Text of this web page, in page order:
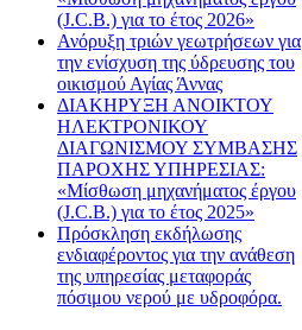
(J.C.B.) για το έτος 2026»
Ανόρυξη τριών γεωτρήσεων για
την ενίσχυση της ύδρευσης του
οικισμού Αγίας Άννας
ΔΙΑΚΗΡΥΞΗ ΑΝΟΙΚΤΟΥ
ΗΛΕΚΤΡΟΝΙΚΟΥ
ΔΙΑΓΩΝΙΣΜΟΥ ΣΥΜΒΑΣΗΣ
ΠΑΡΟΧΗΣ ΥΠΗΡΕΣΙΑΣ:
«Μίσθωση μηχανήματος έργου
(J.C.B.) για το έτος 2025»
Πρόσκληση εκδήλωσης
ενδιαφέροντος για την ανάθεση
της υπηρεσίας μεταφοράς
πόσιμου νερού με υδροφόρα.